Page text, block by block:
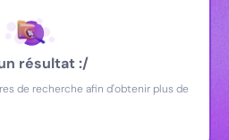
résultat :/
de recherche afin d'obtenir plus de